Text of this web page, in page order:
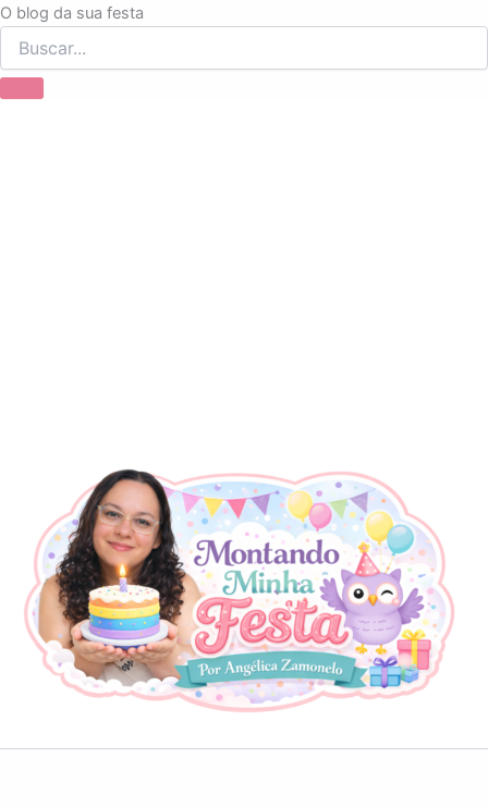
O blog da sua festa
Ir
para
o